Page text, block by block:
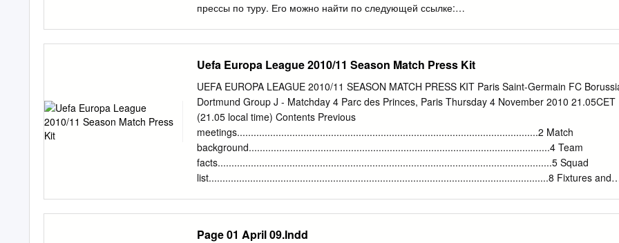
прессы по туру. Его можно найти по следующей ссылке:
Газзаева необходимо прервать продолжительную победную серию одноименного клуба из
Лотарингии в родных стенах. • "Нанси" пропускал третий тур группового этапа Кубка УЕФА,
но набрал четыре очка в двух предыдущих встречах, а значит в случае победы дружина
Пабло Корреа досрочно обеспечит себе место в весенней стадии турнира. • Для клубов это
первая встреча в еврокубках. • "Нанси" еще не имеет опыта встреч с клубами из России, а
вот для ЦСКА это уже восьмой матч с представителем Франции. Семь предыдущих
принесли армейцам три победы одну ничью и три поражения. • В трех выездных матчах во
Франции ЦСКА добыл одну победу при двух поражениях. • Как тренер ЦСКА, Валерий
счетом 1:0, а затем отстоял ничью дома - 1:1.
Uefa Europa League 2010/11 Season Match Press Kit
UEFA EUROPA LEAGUE 2010/11 SEASON MATCH PRESS KIT Paris Saint-Germain FC
Dortmund Group J - Matchday 4 Parc des Princes, Paris Thursday 4 November 2010 21.05CET
(21.05 local time) Contents Previous
meetings.............................................................................................................2 Match
background.............................................................................................................4 Team
facts.........................................................................................................................5 Squad
list...........................................................................................................................8 Fixtures and
Legend............................................................................................................................17 This
Page 01 April 09.Indd